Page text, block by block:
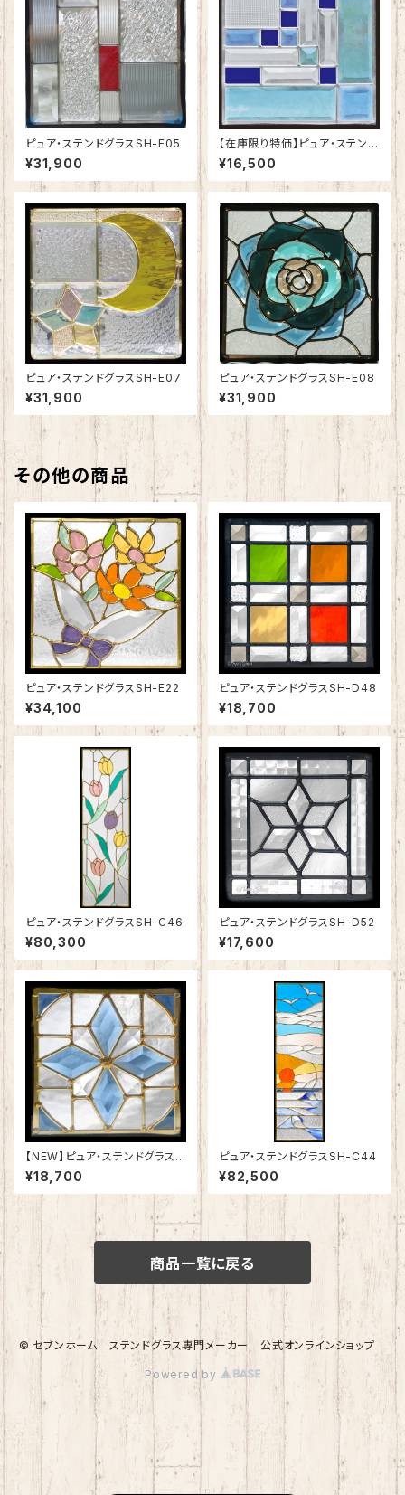
ピュア・ステンドグラスSH-E05
¥31,900
【在庫限り特価】ピュア・ステンド
グラスSH-E06
¥16,500
ピュア・ステンドグラスSH-E07
¥31,900
ピュア・ステンドグラスSH-E08
¥31,900
その他の商品
ピュア・ステンドグラスSH-E22
¥34,100
ピュア・ステンドグラスSH-D48
¥18,700
ピュア・ステンドグラスSH-C46
¥80,300
ピュア・ステンドグラスSH-D52
¥17,600
【NEW】ピュア・ステンドグラスS
H-D54
¥18,700
ピュア・ステンドグラスSH-C44
¥82,500
商品一覧に戻る
© セブンホーム ステンドグラス専門メーカー 公式オンラインショップ
Powered by